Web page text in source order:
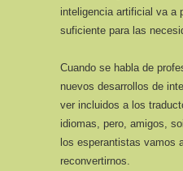
inteligencia artificial va a
suficiente para las
Cuando se habla de
nuevos desarrollos de
ver incluidos a los
idiomas, pero, amigos,
los esperantistas vamos
reconvertirnos.